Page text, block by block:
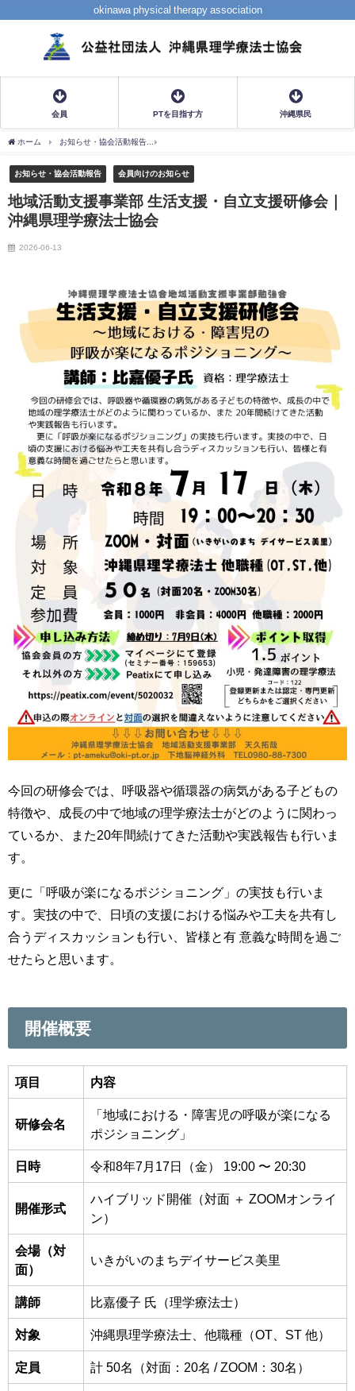
okinawa physical therapy association
会員 PTを目指す方 沖縄県民
ホーム お知らせ・協会活動報告
お知らせ・協会活動報告 会員向けのお知らせ
地域活動支援事業部 生活支援・自立支援研修会｜
沖縄県理学療法士協会
2026-06-13
今回の研修会では、呼吸器や循環器の病気がある子どもの
特徴や、成長の中で地域の理学療法士がどのように関わっ
ているか、また20年間続けてきた活動や実践報告も行いま
す。
更に「呼吸が楽になるポジショニング」の実技も行いま
す。実技の中で、日頃の支援における悩みや工夫を共有し
合うディスカッションも行い、皆様と有 意義な時間を過ご
せたらと思います。
開催概要
項目 内容
研修会名
「地域における・障害児の呼吸が楽になる
ポジショニング」
日時 令和8年7月17日（金） 19:00 〜 20:30
開催形式
ハイブリッド開催（対面 ＋ ZOOMオンライ
ン）
会場（対
面）
いきがいのまちデイサービス美里
講師 比嘉優子 氏（理学療法士）
対象 沖縄県理学療法士、他職種（OT、ST 他）
定員 計 50名（対面：20名 / ZOOM：30名）